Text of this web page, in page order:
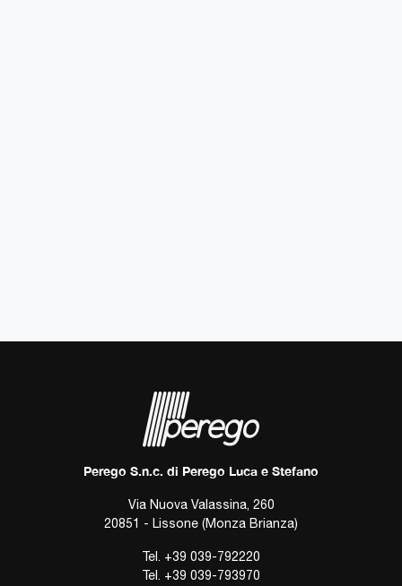
Perego S.n.c. di Perego Luca e Stefano
Via Nuova Valassina, 260
20851 - Lissone (Monza Brianza)
Tel. +39 039-792220
Tel. +39 039-793970